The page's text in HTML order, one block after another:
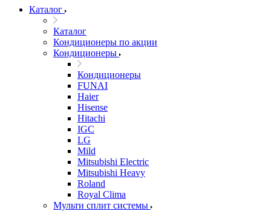
Каталог
Каталог
Кондиционеры по акции
Кондиционеры
Кондиционеры
FUNAI
Haier
Hisense
Hitachi
IGC
LG
Mild
Mitsubishi Electric
Mitsubishi Heavy
Roland
Royal Clima
Мульти сплит системы